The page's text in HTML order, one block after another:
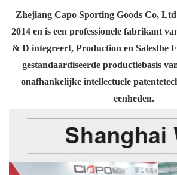
Zhejiang Capo Sporting Goods Co,
2014 en is een professionele fabrikant
& D integreert, Production en Salesthe
gestandaardiseerde productiebasis
onafhankelijke intellectuele